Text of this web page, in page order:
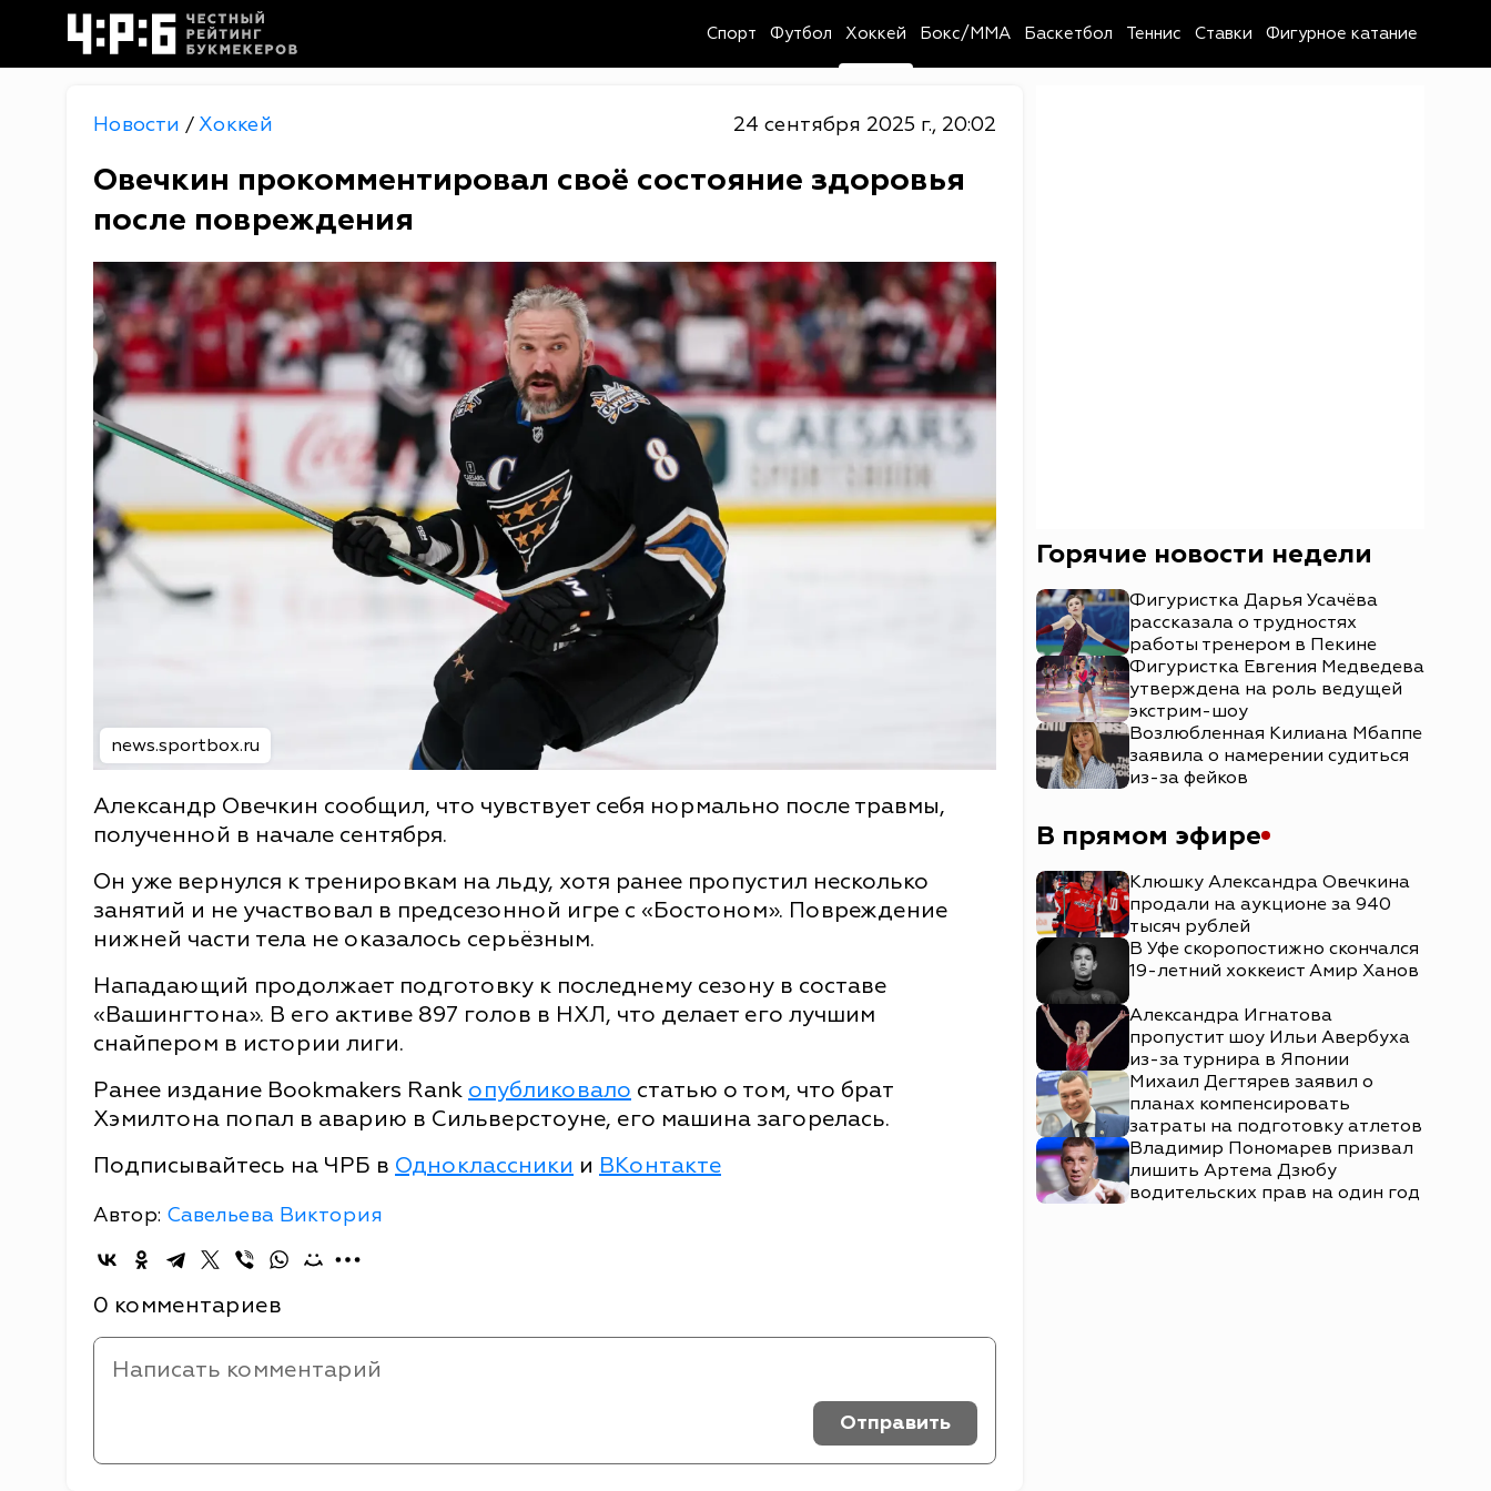
Спорт Футбол Хоккей Бокс/MMA Баскетбол Теннис Ставки Фигурное катание
Новости / Хоккей 24 сентября 2025 г., 20:02
Овечкин прокомментировал своё состояние здоровья
после повреждения
news.sportbox.ru
Александр Овечкин сообщил, что чувствует себя нормально после травмы,
полученной в начале сентября.
Он уже вернулся к тренировкам на льду, хотя ранее пропустил несколько
занятий и не участвовал в предсезонной игре с «Бостоном». Повреждение
нижней части тела не оказалось серьёзным.
Нападающий продолжает подготовку к последнему сезону в составе
«Вашингтона». В его активе 897 голов в НХЛ, что делает его лучшим
снайпером в истории лиги.
Ранее издание Bookmakers Rank опубликовало статью о том, что брат
Хэмилтона попал в аварию в Сильверстоуне, его машина загорелась.
Подписывайтесь на ЧРБ в Одноклассники и ВКонтакте
Автор: Савельева Виктория
0 комментариев
Отправить
Горячие новости недели
Фигуристка Дарья Усачёва
рассказала о трудностях
работы тренером в Пекине
Фигуристка Евгения Медведева
утверждена на роль ведущей
экстрим-шоу
Возлюбленная Килиана Мбаппе
заявила о намерении судиться
из-за фейков
В прямом эфире
Клюшку Александра Овечкина
продали на аукционе за 940
тысяч рублей
В Уфе скоропостижно скончался
19-летний хоккеист Амир Ханов
Александра Игнатова
пропустит шоу Ильи Авербуха
из-за турнира в Японии
Михаил Дегтярев заявил о
планах компенсировать
затраты на подготовку атлетов
Владимир Пономарев призвал
лишить Артема Дзюбу
водительских прав на один год